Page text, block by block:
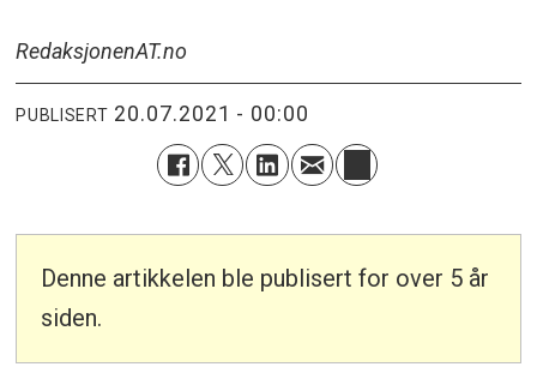
RedaksjonenAT.no
PUBLISERT 20.07.2021 - 00:00
Denne artikkelen ble publisert for over 5 år
siden.